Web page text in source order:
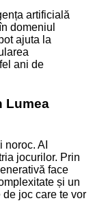
artificială
domeniul
ajuta la
ani de
Lumea
AI
jocurilor. Prin
face
și un
joc care te vor